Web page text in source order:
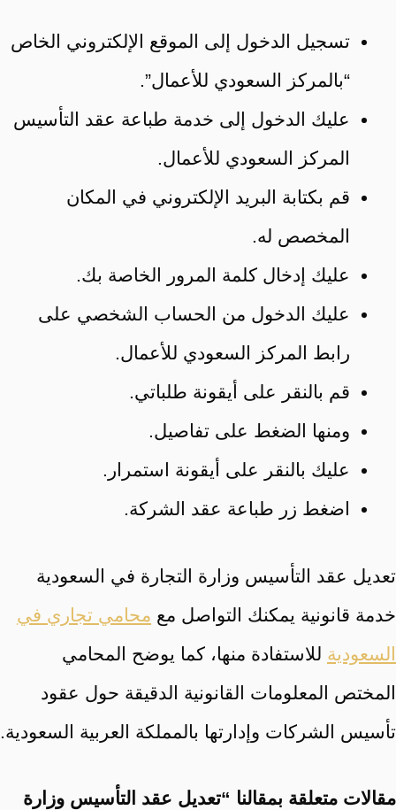
تسجيل الدخول إلى الموقع الإلكتروني الخاص
“بالمركز السعودي للأعمال”.
عليك الدخول إلى خدمة طباعة عقد التأسيس
المركز السعودي للأعمال.
قم بكتابة البريد الإلكتروني في المكان
المخصص له.
عليك إدخال كلمة المرور الخاصة بك.
عليك الدخول من الحساب الشخصي على
رابط المركز السعودي للأعمال.
قم بالنقر على أيقونة طلباتي.
ومنها الضغط على تفاصيل.
عليك بالنقر على أيقونة استمرار.
اضغط زر طباعة عقد الشركة.
تعديل عقد التأسيس وزارة التجارة في السعودية
خدمة قانونية يمكنك التواصل مع محامي تجاري في
السعودية للاستفادة منها، كما يوضح المحامي
المختص المعلومات القانونية الدقيقة حول عقود
تأسيس الشركات وإدارتها بالمملكة العربية السعودية.
مقالات متعلقة بمقالنا “تعديل عقد التأسيس وزارة